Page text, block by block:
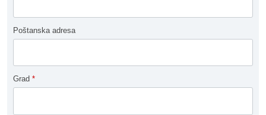
Poštanska adresa
Grad *